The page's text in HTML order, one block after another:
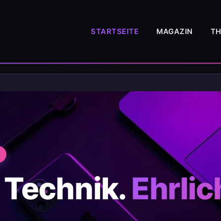
STARTSEITE MAGAZIN